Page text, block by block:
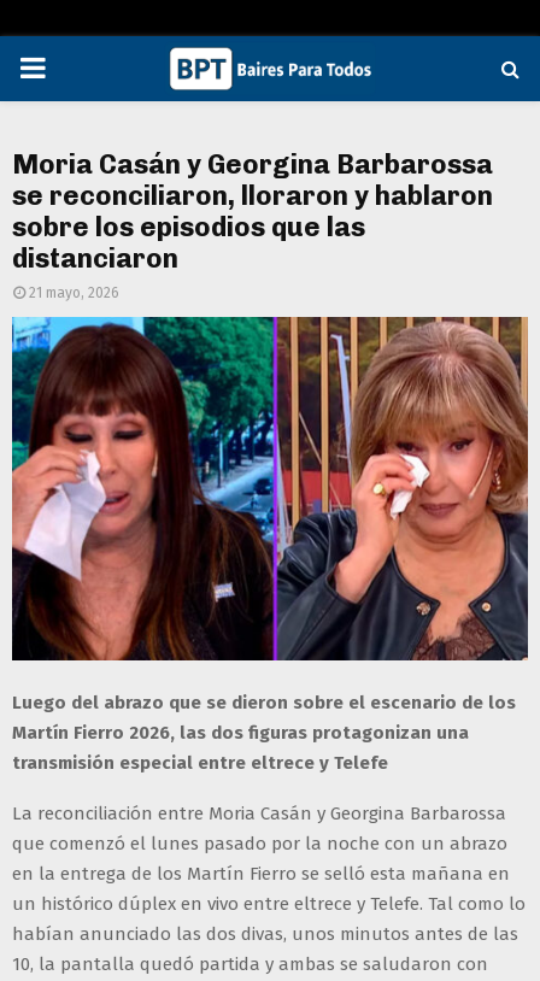
PRIMARY
Moria Casán y Georgina Barbarossa
se reconciliaron, lloraron y hablaron
sobre los episodios que las
distanciaron
21 mayo, 2026
Luego del abrazo que se dieron sobre el escenario de los
Martín Fierro 2026, las dos figuras protagonizan una
transmisión especial entre eltrece y Telefe
La reconciliación entre Moria Casán y Georgina Barbarossa
que comenzó el lunes pasado por la noche con un abrazo
en la entrega de los Martín Fierro se selló esta mañana en
un histórico dúplex en vivo entre eltrece y Telefe. Tal como lo
habían anunciado las dos divas, unos minutos antes de las
10, la pantalla quedó partida y ambas se saludaron con